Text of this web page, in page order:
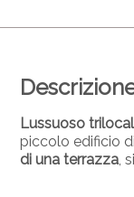
Lussuoso
piccolo edificio
di una terrazza,